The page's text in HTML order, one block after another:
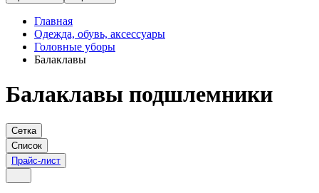
Главная
Одежда, обувь, аксессуары
Головные уборы
Балаклавы
Балаклавы подшлемники
Сетка
Список
Прайс-лист